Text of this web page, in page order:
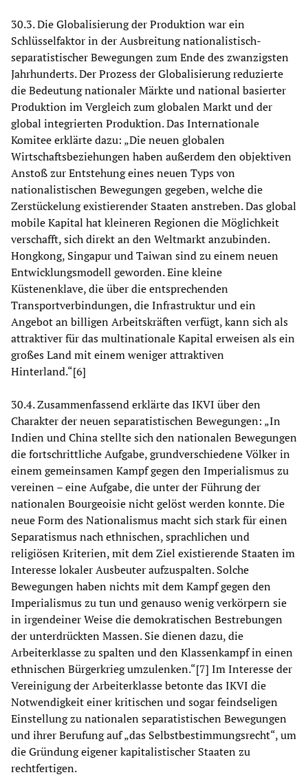
30.3. Die Globalisierung der Produktion war ein
Schlüsselfaktor in der Ausbreitung nationalistisch-
separatistischer Bewegungen zum Ende des zwanzigsten
Jahrhunderts. Der Prozess der Globalisierung reduzierte
die Bedeutung nationaler Märkte und national basierter
Produktion im Vergleich zum globalen Markt und der
global integrierten Produktion. Das Internationale
Komitee erklärte dazu: „Die neuen globalen
Wirtschaftsbeziehungen haben außerdem den objektiven
Anstoß zur Entstehung eines neuen Typs von
nationalistischen Bewegungen gegeben, welche die
Zerstückelung existierender Staaten anstreben. Das global
mobile Kapital hat kleineren Regionen die Möglichkeit
verschafft, sich direkt an den Weltmarkt anzubinden.
Hongkong, Singapur und Taiwan sind zu einem neuen
Entwicklungsmodell geworden. Eine kleine
Küstenenklave, die über die entsprechenden
Transportverbindungen, die Infrastruktur und ein
Angebot an billigen Arbeitskräften verfügt, kann sich als
attraktiver für das multinationale Kapital erweisen als ein
großes Land mit einem weniger attraktiven
Hinterland.“[6]
30.4. Zusammenfassend erklärte das IKVI über den
Charakter der neuen separatistischen Bewegungen: „In
Indien und China stellte sich den nationalen Bewegungen
die fortschrittliche Aufgabe, grundverschiedene Völker in
einem gemeinsamen Kampf gegen den Imperialismus zu
vereinen – eine Aufgabe, die unter der Führung der
nationalen Bourgeoisie nicht gelöst werden konnte. Die
neue Form des Nationalismus macht sich stark für einen
Separatismus nach ethnischen, sprachlichen und
religiösen Kriterien, mit dem Ziel existierende Staaten im
Interesse lokaler Ausbeuter aufzuspalten. Solche
Bewegungen haben nichts mit dem Kampf gegen den
Imperialismus zu tun und genauso wenig verkörpern sie
in irgendeiner Weise die demokratischen Bestrebungen
der unterdrückten Massen. Sie dienen dazu, die
Arbeiterklasse zu spalten und den Klassenkampf in einen
ethnischen Bürgerkrieg umzulenken.“[7] Im Interesse der
Vereinigung der Arbeiterklasse betonte das IKVI die
Notwendigkeit einer kritischen und sogar feindseligen
Einstellung zu nationalen separatistischen Bewegungen
und ihrer Berufung auf „das Selbstbestimmungsrecht“, um
die Gründung eigener kapitalistischer Staaten zu
rechtfertigen.